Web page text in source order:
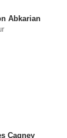
Abkarian
Cagney